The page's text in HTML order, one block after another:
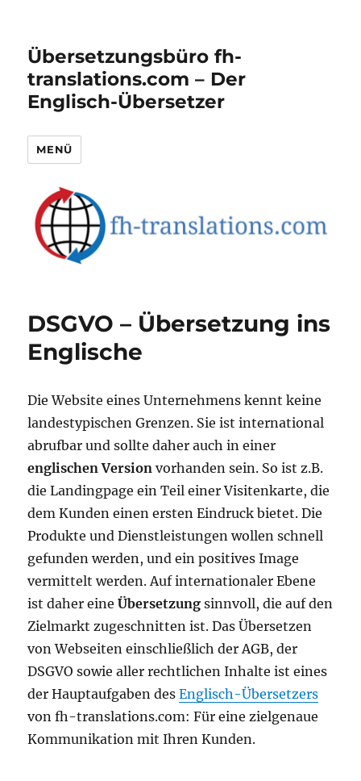
Übersetzungsbüro fh-
translations.com – Der
Englisch-Übersetzer
MENÜ
DSGVO – Übersetzung ins
Englische
Die Website eines Unternehmens kennt keine
landestypischen Grenzen. Sie ist international
abrufbar und sollte daher auch in einer
englischen Version vorhanden sein. So ist z.B.
die Landingpage ein Teil einer Visitenkarte, die
dem Kunden einen ersten Eindruck bietet. Die
Produkte und Dienstleistungen wollen schnell
gefunden werden, und ein positives Image
vermittelt werden. Auf internationaler Ebene
ist daher eineÜbersetzung sinnvoll, die auf den
Zielmarkt zugeschnitten ist. Das Übersetzen
von Webseiten einschließlich der AGB, der
DSGVO sowie aller rechtlichen Inhalte ist eines
der Hauptaufgaben desEnglisch-Übersetzers
von fh-translations.com: Für eine zielgenaue
Kommunikation mit Ihren Kunden.